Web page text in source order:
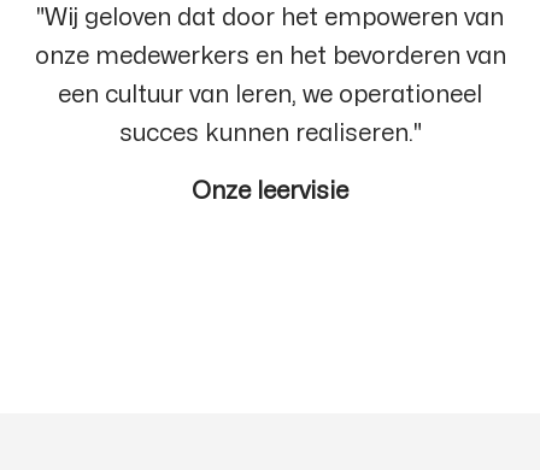
"Wij geloven dat door het empoweren van
onze medewerkers en het bevorderen van
een cultuur van leren, we operationeel
succes kunnen realiseren."
Onze leervisie